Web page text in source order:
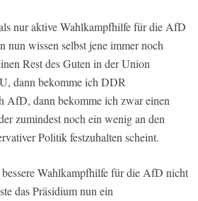
nur aktive Wahlkampfhilfe für die AfD
nun wissen selbst jene immer noch
Rest des Guten in der Union
dann bekomme ich DDR
AfD, dann bekomme ich zwar einen
zumindest noch ein wenig an den
Politik festzuhalten scheint.
Wahlkampfhilfe für die AfD nicht
das Präsidium nun ein